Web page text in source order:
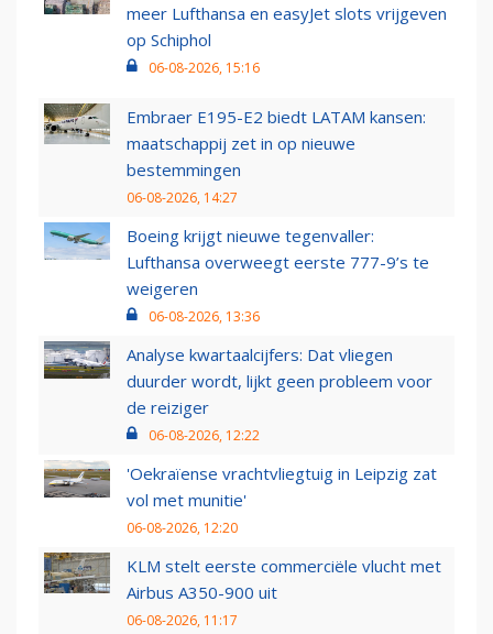
meer Lufthansa en easyJet slots vrijgeven
op Schiphol
06-08-2026, 15:16
Embraer E195-E2 biedt LATAM kansen:
maatschappij zet in op nieuwe
bestemmingen
06-08-2026, 14:27
Boeing krijgt nieuwe tegenvaller:
Lufthansa overweegt eerste 777-9’s te
weigeren
06-08-2026, 13:36
Analyse kwartaalcijfers: Dat vliegen
duurder wordt, lijkt geen probleem voor
de reiziger
06-08-2026, 12:22
'Oekraïense vrachtvliegtuig in Leipzig zat
vol met munitie'
06-08-2026, 12:20
KLM stelt eerste commerciële vlucht met
Airbus A350-900 uit
06-08-2026, 11:17